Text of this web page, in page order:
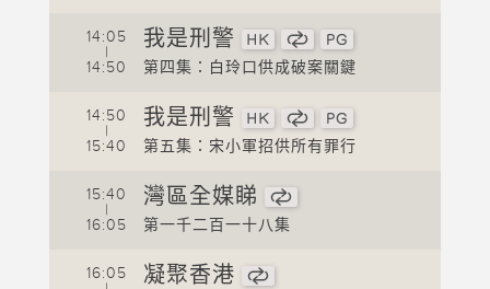
14:05
|
14:50
我是刑警
第四集：白玲口供成破案關鍵
14:50
|
15:40
我是刑警
第五集：宋小軍招供所有罪行
15:40
|
16:05
灣區全媒睇
第一千二百一十八集
16:05
凝聚香港